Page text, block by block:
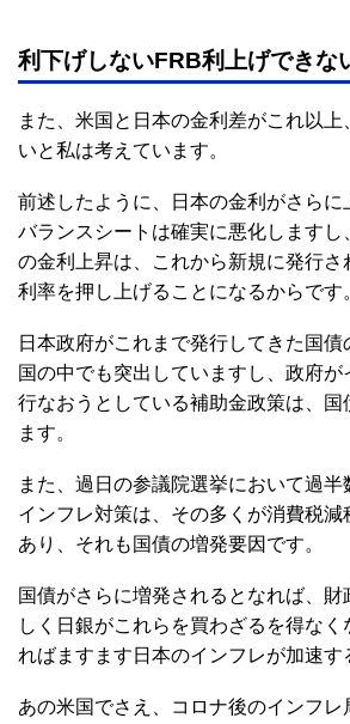
利下げしないFRB利上げできな
また、米国と日本の金利差がこれ以
いと私は考えています。
前述したように、日本の金利がさらに
バランスシートは確実に悪化しますし
の金利上昇は、これから新規に発行さ
利率を押し上げることになるからです
日本政府がこれまで発行してきた国
国の中でも突出していますし、政府が
行なおうとしている補助金政策は、国
ます。
また、過日の参議院選挙において過
インフレ対策は、その多くが消費税
あり、それも国債の増発要因です。
国債がさらに増発されるとなれば、財
しく日銀がこれらを買わざるを得な
ればますます日本のインフレが加速す
あの米国でさえ、コロナ後のインフ